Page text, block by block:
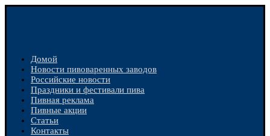
Домой
Новости пивоваренных заводов
Российские новости
Праздники и фестивали пива
Пивная реклама
Пивные акции
Статьи
Контакты